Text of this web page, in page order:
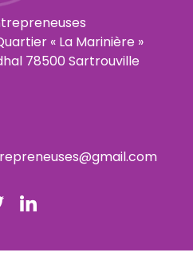
« La Marinière »
78500 Sartrouville